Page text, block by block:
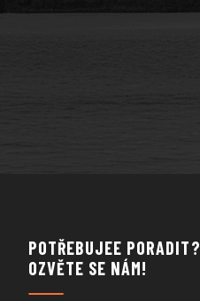
í
POTŘEBUJEE PORADIT?
OZVĚTE SE NÁM!